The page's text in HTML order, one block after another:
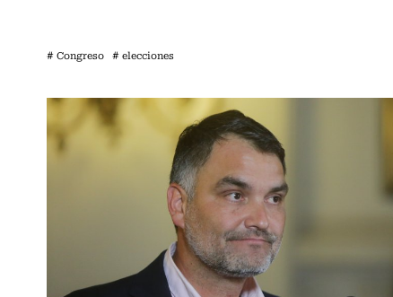
# Congreso # elecciones